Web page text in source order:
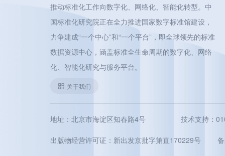
推动标准化工作向数字化、网络化、智能化转型。中
国标准化研究院正在全力推进国家数字标准馆建设，
力争建成“一个中心”和“一个平台”，即全球领先的标准
数据资源中心，涵盖标准全生命周期的数字化、网络
化、智能化研究与服务平台。
关于我们
地址：北京市海淀区知春路4号 技术支持：
出版物经营许可证：新出发京批字第直170229号